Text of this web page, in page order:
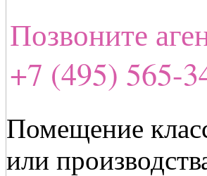
Позвоните
+7 (495) 565-
Помещение
или